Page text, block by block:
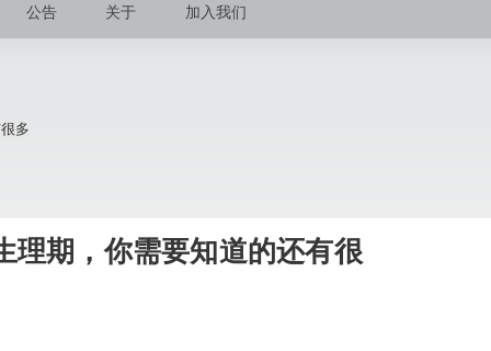
公告 关于 加入我们
多
理期，你需要知道的还有很